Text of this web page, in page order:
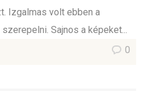
Izgalmas volt ebben a
Sajnos a képeket...
0